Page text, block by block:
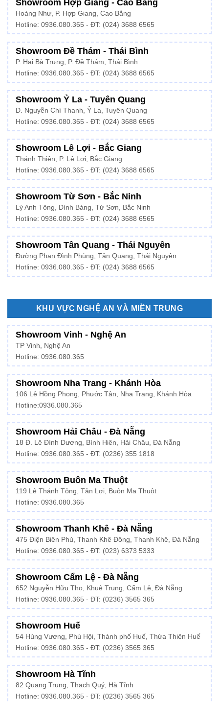
Showroom Hợp Giang - Cao Bằng
Hoàng Như, P. Hợp Giang, Cao Bằng
Hotline: 0936.080.365 - ĐT: (024) 3688 6565
Showroom Đề Thám - Thái Bình
P. Hai Bà Trưng, P. Đề Thám, Thái Bình
Hotline: 0936.080.365 - ĐT: (024) 3688 6565
Showroom Ỷ La - Tuyên Quang
Đ. Nguyễn Chí Thanh, Ỷ La, Tuyên Quang
Hotline: 0936.080.365 - ĐT: (024) 3688 6565
Showroom Lê Lợi - Bắc Giang
Thánh Thiên, P. Lê Lợi, Bắc Giang
Hotline: 0936.080.365 - ĐT: (024) 3688 6565
Showroom Từ Sơn - Bắc Ninh
Lý Anh Tông, Đình Bảng, Từ Sơn, Bắc Ninh
Hotline: 0936.080.365 - ĐT: (024) 3688 6565
Showroom Tân Quang - Thái Nguyên
Đường Phan Đình Phùng, Tân Quang, Thái Nguyên
Hotline: 0936.080.365 - ĐT: (024) 3688 6565
KHU VỰC NGHỆ AN VÀ MIỀN TRUNG
Showroom Vinh - Nghệ An
TP Vinh, Nghệ An
Hotline: 0936.080.365
Showroom Nha Trang - Khánh Hòa
106 Lê Hồng Phong, Phước Tân, Nha Trang, Khánh Hòa
Hotline:0936.080.365
Showroom Hải Châu - Đà Nẵng
18 Đ. Lê Đình Dương, Bình Hiên, Hải Châu, Đà Nẵng
Hotline: 0936.080.365 - ĐT: (0236) 355 1818
Showroom Buôn Ma Thuột
119 Lê Thánh Tông, Tân Lợi, Buôn Ma Thuột
Hotline: 0936.080.365
Showroom Thanh Khê - Đà Nẵng
475 Điện Biên Phủ, Thanh Khê Đông, Thanh Khê, Đà Nẵng
Hotline: 0936.080.365 - ĐT: (023) 6373 5333
Showroom Cẩm Lệ - Đà Nẵng
652 Nguyễn Hữu Thọ, Khuê Trung, Cẩm Lệ, Đà Nẵng
Hotline: 0936.080.365 - ĐT: (0236) 3565 365
Showroom Huế
54 Hùng Vương, Phú Hội, Thành phố Huế, Thừa Thiên Huế
Hotline: 0936.080.365 - ĐT: (0236) 3565 365
Showroom Hà Tĩnh
82 Quang Trung, Thạch Quý, Hà Tĩnh
Hotline: 0936.080.365 - ĐT: (0236) 3565 365